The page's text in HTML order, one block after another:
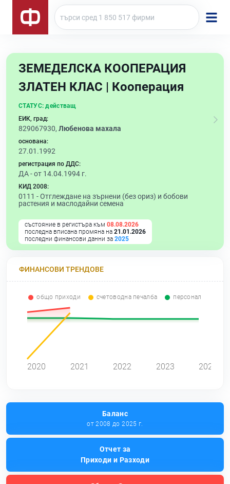
ЗЕМЕДЕЛСКА КООПЕРАЦИЯ
ЗЛАТЕН КЛАС | Кооперация
СТАТУС: действащ
ЕИК, град:
829067930, Любенова махала
основана:
27.01.1992
регистрация по ДДС:
ДА - от 14.04.1994 г.
КИД 2008:
0111 -Отглеждане на зърнени (без ориз) и бобови
растения и маслодайни семена
състояние в регистъра към 08.08.2026
последна вписана промяна на 21.01.2026
последни финансови данни за 2025
ФИНАНСОВИ ТРЕНДОВЕ
общо приходи счетоводна печалба персонал
2020 2021 2022 2023 2024
Баланс
от 2008 до 2025 г.
Отчет за
Приходи и Разходи